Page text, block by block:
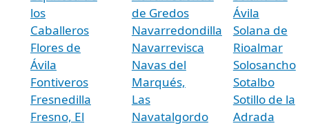
los
Caballeros
Flores de
Ávila
Fontiveros
Fresnedilla
Fresno, El
de Gredos
Navarredondilla
Navarrevisca
Navas del
Marqués,
Las
Navatalgordo
Ávila
Solana de
Rioalmar
Solosancho
Sotalbo
Sotillo de la
Adrada